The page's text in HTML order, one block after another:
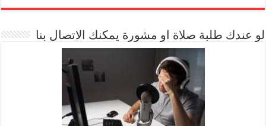
لو عندك طلبة صلاة او مشورة يمكنك الاتصال بنا